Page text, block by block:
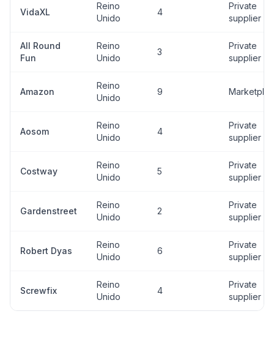
VidaXL
Reino
Unido
4
Private
supplier
All Round
Fun
Reino
Unido
3
Private
supplier
Amazon
Reino
Unido
9
Aosom
Reino
Unido
4
Private
supplier
Costway
Reino
Unido
5
Private
supplier
Gardenstreet
Reino
Unido
2
Private
supplier
Robert Dyas
Reino
Unido
6
Private
supplier
Screwfix
Reino
Unido
4
Private
supplier